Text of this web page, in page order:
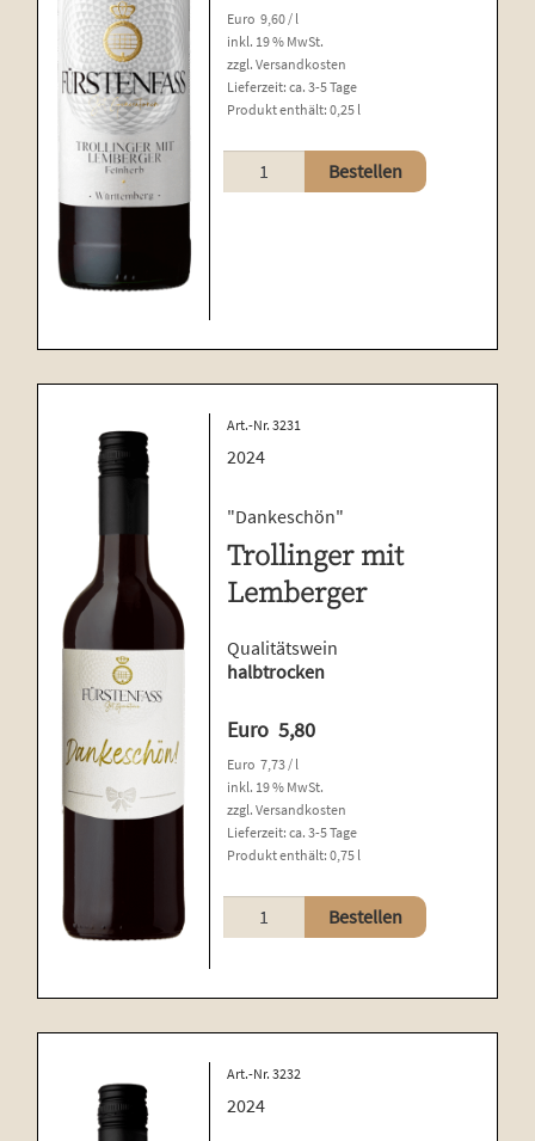
Euro 9,60 / l
inkl. 19 % MwSt.
zzgl.Versandkosten
Lieferzeit:ca. 3-5 Tage
Produkt enthält: 0,25 l
Trollinger
mit
Bestellen
Art.-Nr. 3231
2024
"Dankeschön"
Trollinger mit
Lemberger
Qualitätswein
halbtrocken
Euro 5,80
Euro 7,73 / l
inkl. 19 % MwSt.
zzgl.Versandkosten
Lieferzeit:ca. 3-5 Tage
Produkt enthält: 0,75 l
Trollinger
mit
Menge
Bestellen
Art.-Nr. 3232
2024